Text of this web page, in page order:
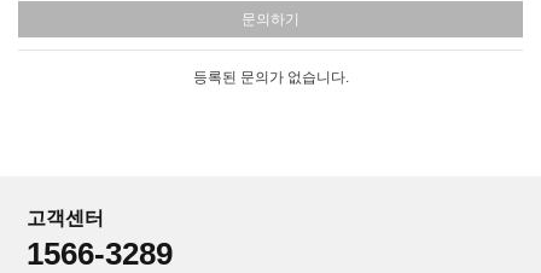
문의하기
등록된 문의가 없습니다.
고객센터
1566-3289